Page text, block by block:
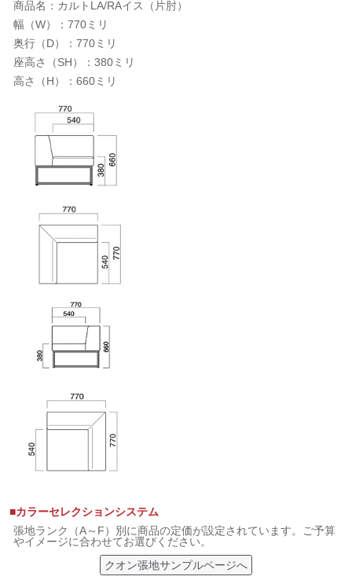
商品名：カルトLA/RAイス（片肘）
幅（W）：770ミリ
奥行（D）：770ミリ
座高さ（SH）：380ミリ
高さ（H）：660ミリ
■カラーセレクションシステム
張地ランク（A～F）別に商品の定価が設定されています。ご予算
やイメージに合わせてお選びください。
クオン張地サンプルページへ